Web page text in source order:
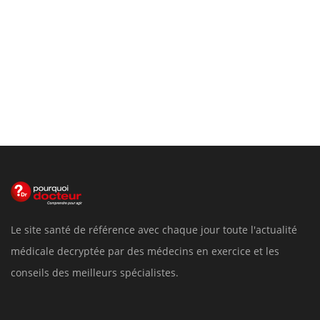
Le site santé de référence avec chaque jour toute l'actualité
médicale decryptée par des médecins en exercice et les
conseils des meilleurs spécialistes.